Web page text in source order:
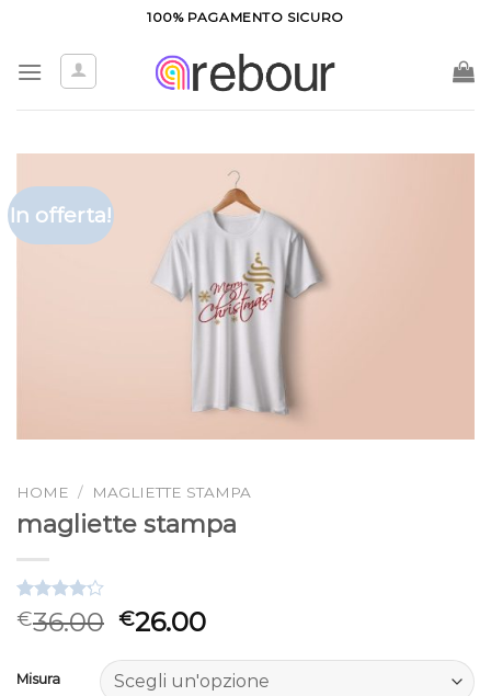
contenuti
100% PAGAMENTO SICURO
In offerta!
HOME / MAGLIETTE STAMPA
magliette stampa
Valutato
4.17su 5
6
recensioni
€36.00 €26.00
Misura